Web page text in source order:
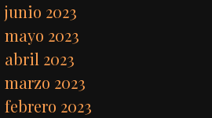
junio 2023
mayo 2023
abril 2023
marzo 2023
febrero 2023